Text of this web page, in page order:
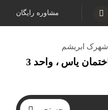
مشاوره رایگان
ابریشم
یاس ، واحد 3